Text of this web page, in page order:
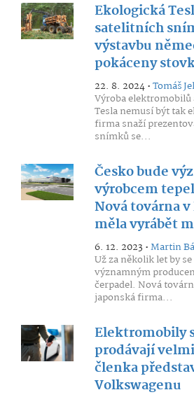
Ekologická
satelitních
výstavbu
pokáceny
22. 8. 2024 •Tomáš
Výroba
Tesla nemusí být tak
firma snaží
snímků se...
Česko bude
výrobcem
Nová továrna
měla vyrábět
6. 12. 2023 •Martin
Už za několik let by
významným
čerpadel. Nová
japonská firma...
Elektromobily
prodávají
členka
Volkswagenu